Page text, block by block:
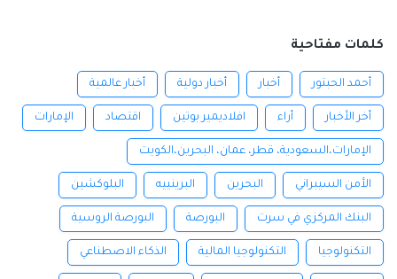
كلمات مفتاحية
أحمد الحبتور أخبار أخبار دولية أخبار عالمية
أخر الأخبار أراء افلاديمير بوتين اقتصاد الإمارات
الإمارات،السعودية، قطر، عمان، البحرين،الكويت
الأمن السيبراني البحرين البرينييه البلوكشين
البنك المركزي في سرت البورصة البورصة الروسية
التكنولوجيا التكنولوجيا المالية الذكاء الاصطناعي